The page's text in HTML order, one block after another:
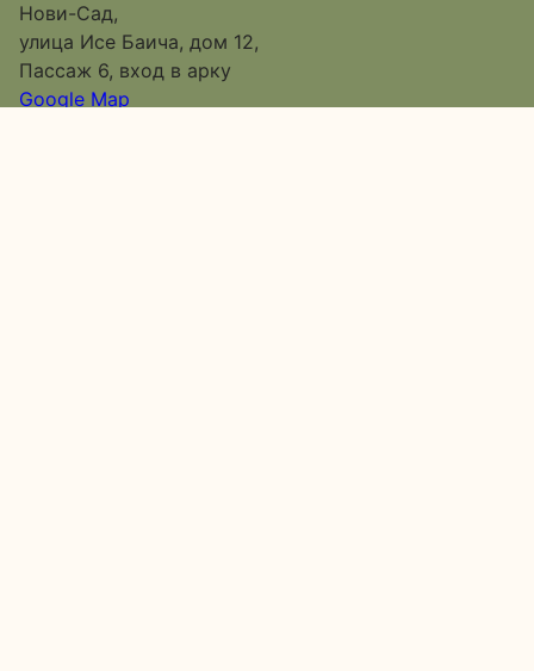
Нови-Сад,
улица Исе Баича, дом 12,
Пассаж 6, вход в арку
Google Map